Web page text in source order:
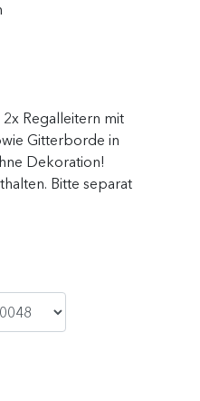
Regalleitern mit
Gitterborde in
Dekoration!
Bitte separat